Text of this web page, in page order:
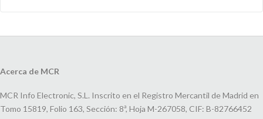
Acerca de MCR
MCR Info Electronic, S.L. Inscrito en el Registro Mercantil de Madrid en
Tomo 15819, Folio 163, Sección: 8ª, Hoja M-267058, CIF: B-82766452